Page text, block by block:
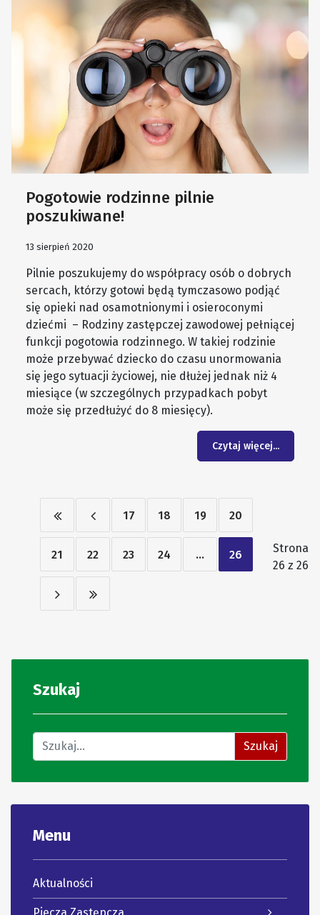
Szukaj
Znajdź na stronie Szukaj
Menu
Aktualności
Pogotowie rodzinne pilnie
poszukiwane!
13 sierpień 2020
Pilnie poszukujemy do współpracy osób o dobrych
sercach, którzy gotowi będą tymczasowo podjąć
się opieki nad osamotnionymi i osieroconymi
dziećmi – Rodziny zastępczej zawodowej pełniącej
funkcji pogotowia rodzinnego. W takiej rodzinie
może przebywać dziecko do czasu unormowania
się jego sytuacji życiowej, nie dłużej jednak niż 4
miesiące (w szczególnych przypadkach pobyt
może się przedłużyć do 8 miesięcy).
Czytaj więcej...
17 18 19 20
21 22 23 24 ... 26
Strona
26 z 26